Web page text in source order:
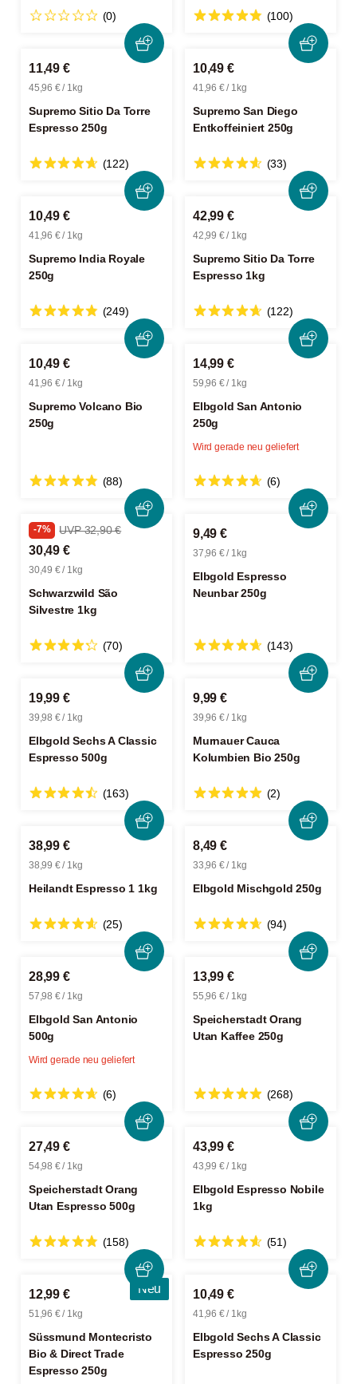
(0) (100)
11,49 €
45,96 € / 1kg
Supremo Sitio Da Torre
Espresso 250g
(122)
10,49 €
41,96 € / 1kg
Supremo San Diego
Entkoffeiniert 250g
(33)
10,49 €
41,96 € / 1kg
Supremo India Royale
250g
(249)
42,99 €
42,99 € / 1kg
Supremo Sitio Da Torre
Espresso 1kg
(122)
10,49 €
41,96 € / 1kg
Supremo Volcano Bio
250g
(88)
14,99 €
59,96 € / 1kg
Elbgold San Antonio
250g
(6)
Wird gerade neu geliefert
-7% UVP 32,90 €
30,49 €
30,49 € / 1kg
Schwarzwild São
Silvestre 1kg
(70)
9,49 €
37,96 € / 1kg
Elbgold Espresso
Neunbar 250g
(143)
19,99 €
39,98 € / 1kg
Elbgold Sechs A Classic
Espresso 500g
(163)
9,99 €
39,96 € / 1kg
Murnauer Cauca
Kolumbien Bio 250g
(2)
38,99 €
38,99 € / 1kg
Heilandt Espresso 1 1kg
(25)
8,49 €
33,96 € / 1kg
Elbgold Mischgold 250g
(94)
28,99 €
57,98 € / 1kg
Elbgold San Antonio
500g
(6)
Wird gerade neu geliefert
13,99 €
55,96 € / 1kg
Speicherstadt Orang
Utan Kaffee 250g
(268)
27,49 €
54,98 € / 1kg
Speicherstadt Orang
Utan Espresso 500g
(158)
43,99 €
43,99 € / 1kg
Elbgold Espresso Nobile
1kg
(51)
Neu
12,99 €
51,96 € / 1kg
Süssmund Montecristo
Bio & Direct Trade
Espresso 250g
10,49 €
41,96 € / 1kg
Elbgold Sechs A Classic
Espresso 250g